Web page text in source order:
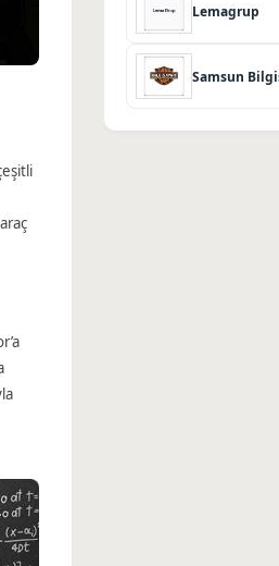
Lemagrup
Samsun